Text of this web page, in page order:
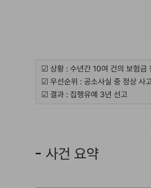
☑ 상황 : 수년간 10여 건의 보험금
☑ 우선순위 : 공소사실 중 정상 사
☑ 결과 : 집행유예 3년 선고
사건 요약